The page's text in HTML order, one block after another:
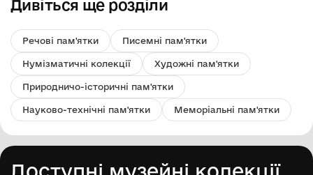
Дивіться ще розділи
Речові пам'ятки Писемні пам'ятки
Нумізматичні колекції Художні пам'ятки
Природничо-історичні пам'ятки
Науково-технічні пам'ятки Меморіальні пам'ятки
Доступні музейні колекції